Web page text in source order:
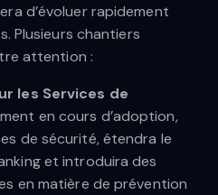
d’évoluer rapidement
Plusieurs chantiers
attention :
les Services de
en cours d’adoption,
de sécurité, étendra le
et introduira des
en matière de prévention